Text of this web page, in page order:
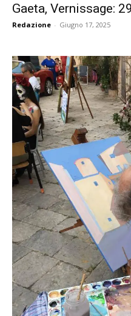
Gaeta, Vernissage:
Redazione - Giugno 17, 2025